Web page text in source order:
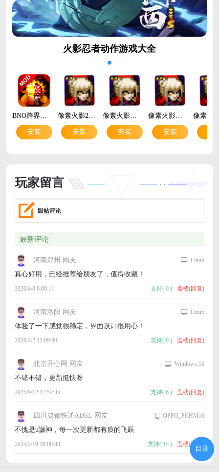
火影忍者动作游戏大全
安装 安装 安装
像素火影网页版最新版v1.38 最新版
安装
玩家留言
跟帖评论
最新评论
河南郑州 网友
2026/4/8 6:09:11
真心好用，已经推荐给朋友了，值得收藏！
Linux
支持( 0) 盖楼(回复)
河南洛阳 网友
2026/4/2 12:09:30
体验了一下感觉很稳定，界面设计很用心！
Linux
支持( 0) 盖楼(回复)
北京开心网 网友
2025/9/12 17:57:35
不错不错，更新挺快呀
Windows 10
支持( 6) 盖楼(回复)
四川成都铁通ADSL 网友
2025/2/19 18:00:38
不愧是u鼬神，每一次更新都有质的飞跃
OPPO_PCHM10
支持( 15) 盖楼(回复)
目录